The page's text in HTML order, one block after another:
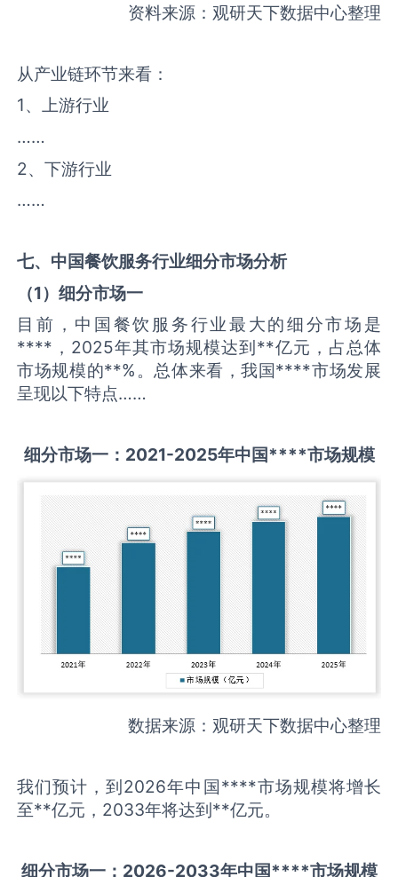
资料来源：观研天下数据中心整理
从产业链环节来看：
1、上游行业
……
2、下游行业
……
七、中国餐饮服务行业细分市场分析
（1）细分市场一
目前，中国餐饮服务行业最大的细分市场是
****，2025年其市场规模达到**亿元，占总体
市场规模的**%。总体来看，我国****市场发展
呈现以下特点……
细分市场一： 2021-2025年中国****市场规模
数据来源：观研天下数据中心整理
我们预计，到2026年中国****市场规模将增长
至**亿元，2033年将达到**亿元。
细分市场一： 2026-2033年中国****市场规模